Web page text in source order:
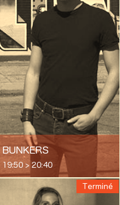
> 20:40
Terminé